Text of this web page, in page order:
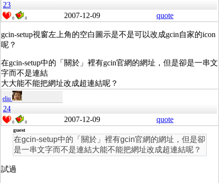
23
0 0 2007-12-09 quote
gcin-setup視窗左上角的空白圖示是不是可以改成gcin自家的icon
呢？
在gcin-setup中的「關於」裡有gcin官網的網址，但是卻是一串文
字而不是連結
大大能不能把網址改成超連結呢？
eliu
24
0 0 2007-12-09 quote
guest
在gcin-setup中的「關於」裡有gcin官網的網址，但是卻
是一串文字而不是連結大能不能把網址改成超連結呢？
試過